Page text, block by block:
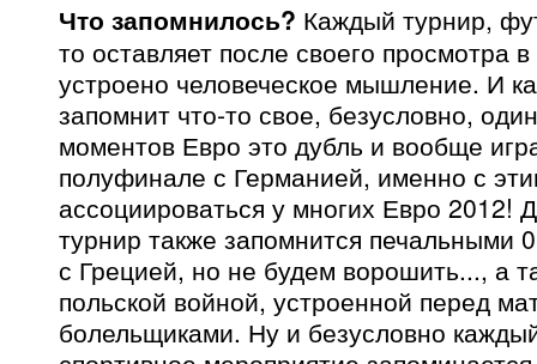
Что запомнилось? Каждый турнир,
то оставляет после своего просмотра
устроено человеческое мышление. И
запомнит что-то свое, безусловно,
моментов Евро это дубль и вообще
полуфинале с Германией, именно с
ассоциироваться у многих Евро 2012!
турнир также запомнится печальными
с Грецией, но не будем ворошить..., а
польской войной, устроенной перед
болельщиками. Ну и безусловно